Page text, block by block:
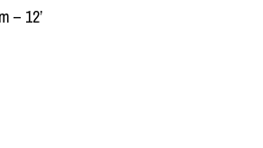
– 12’